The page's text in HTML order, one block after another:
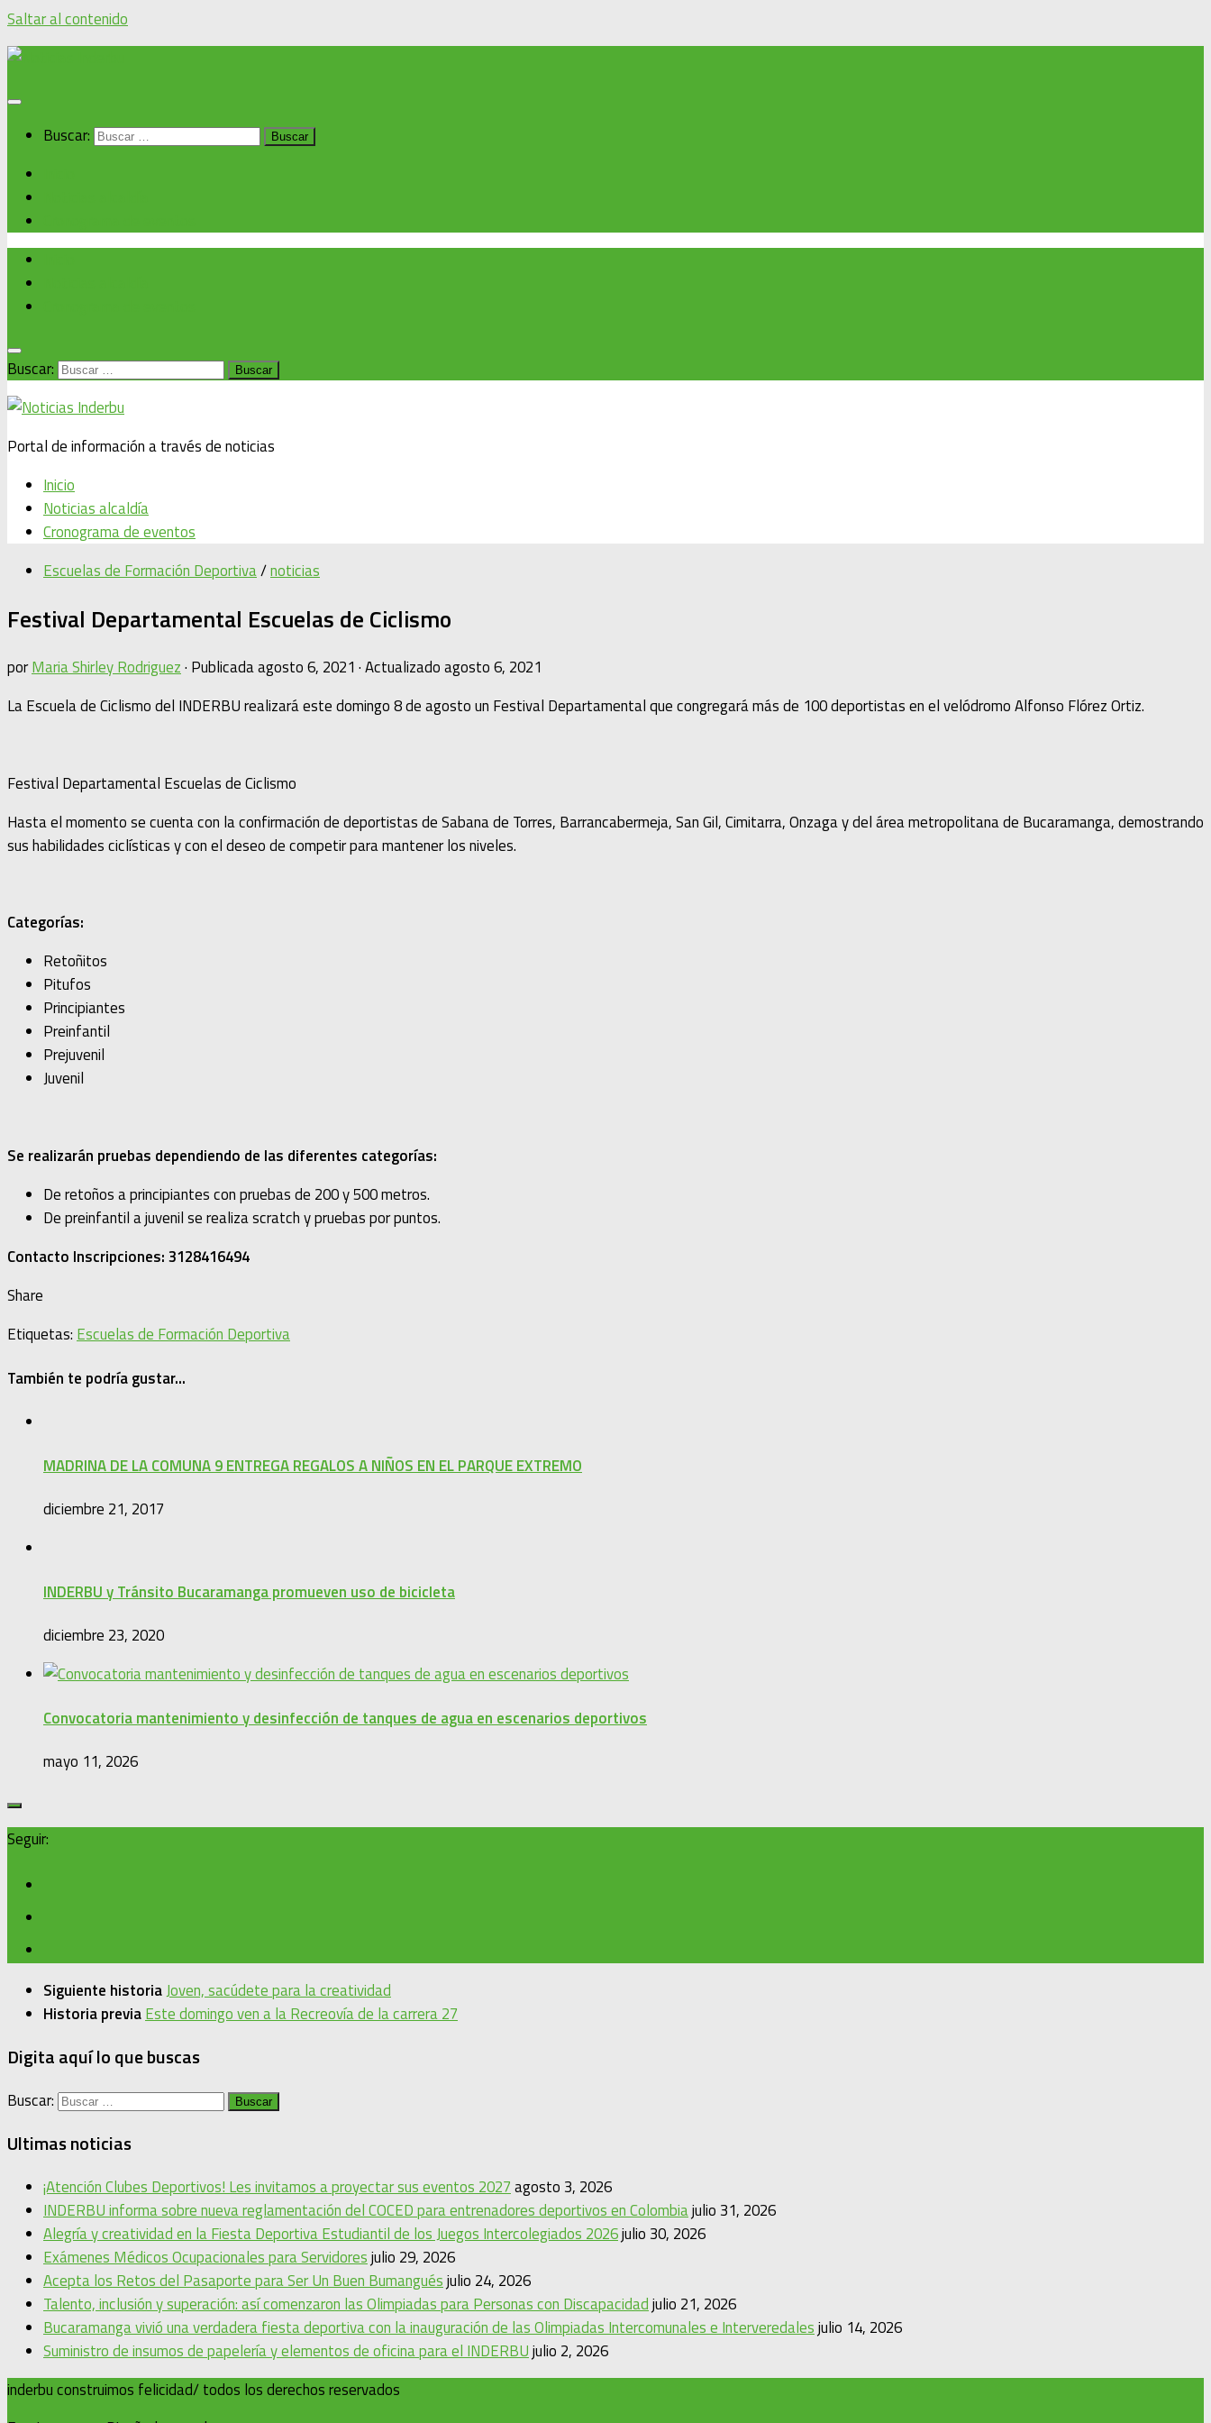
Saltar al contenido
Buscar:
Buscar:
Portal de información a través de noticias
Inicio
Noticias alcaldía
Cronograma de eventos
Escuelas de Formación Deportiva/noticias
Festival Departamental Escuelas de Ciclismo
porMaria Shirley Rodriguez· Publicadaagosto 6, 2021 · Actualizadoagosto 6, 2021
La Escuela de Ciclismo del INDERBU realizará este domingo 8 de agosto un Festival Departamental que congregará más de 100 deportistas en el velódromo Alfonso Flórez Ortiz.
Festival Departamental Escuelas de Ciclismo
Hasta el momento se cuenta con la confirmación de deportistas de Sabana de Torres, Barrancabermeja, San Gil, Cimitarra, Onzaga y del área metropolitana de Bucaramanga, demostrando
sus habilidades ciclísticas y con el deseo de competir para mantener los niveles.
Categorías:
Retoñitos
Pitufos
Principiantes
Preinfantil
Prejuvenil
Juvenil
Se realizarán pruebas dependiendo de las diferentes categorías:
De retoños a principiantes con pruebas de 200 y 500 metros.
De preinfantil a juvenil se realiza scratch y pruebas por puntos.
Contacto Inscripciones: 3128416494
Share
Etiquetas: Escuelas de Formación Deportiva
También te podría gustar...
MADRINA DE LA COMUNA 9 ENTREGA REGALOS A NIÑOS EN EL PARQUE EXTREMO
diciembre 21, 2017
INDERBU y Tránsito Bucaramanga promueven uso de bicicleta
diciembre 23, 2020
Convocatoria mantenimiento y desinfección de tanques de agua en escenarios deportivos
mayo 11, 2026
Seguir:
Siguiente historiaJoven, sacúdete para la creatividad
Historia previaEste domingo ven a la Recreovía de la carrera 27
Digita aquí lo que buscas
Buscar:
Ultimas noticias
¡Atención Clubes Deportivos! Les invitamos a proyectar sus eventos 2027agosto 3, 2026
INDERBU informa sobre nueva reglamentación del COCED para entrenadores deportivos en Colombiajulio 31, 2026
Alegría y creatividad en la Fiesta Deportiva Estudiantil de los Juegos Intercolegiados 2026julio 30, 2026
Exámenes Médicos Ocupacionales para Servidoresjulio 29, 2026
Acepta los Retos del Pasaporte para Ser Un Buen Bumanguésjulio 24, 2026
Talento, inclusión y superación: así comenzaron las Olimpiadas para Personas con Discapacidadjulio 21, 2026
Bucaramanga vivió una verdadera fiesta deportiva con la inauguración de las Olimpiadas Intercomunales e Interveredalesjulio 14, 2026
Suministro de insumos de papelería y elementos de oficina para el INDERBUjulio 2, 2026
inderbu construimos felicidad/ todos los derechos reservados